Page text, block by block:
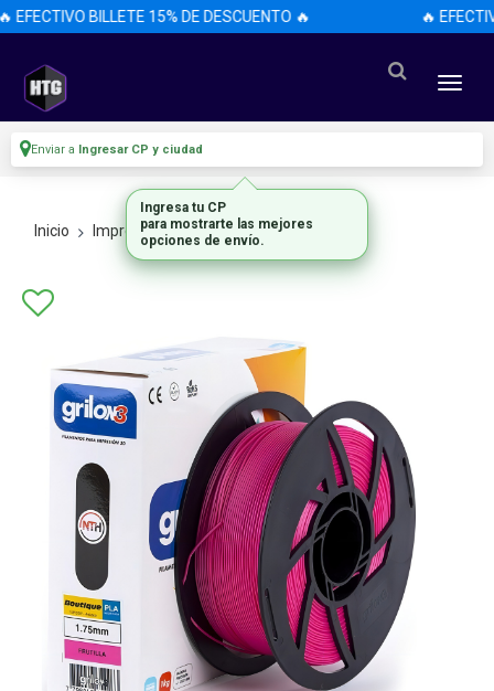
EFECTIVO BILLETE 15% DE DESCUENTO 🔥 🔥
Enviar a Ingresar CP y ciudad
Inicio Impresoras 3d Filamentos
Ingresa tu CP
para mostrarte las mejores
opciones de envío.